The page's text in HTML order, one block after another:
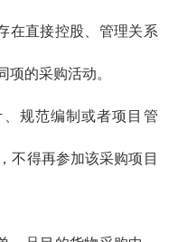
在直接控股、管理关系
项的采购活动。
规范编制或者项目管
不得再参加该采购项目